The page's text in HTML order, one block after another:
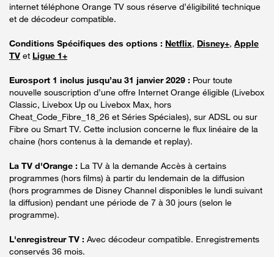
internet téléphone Orange TV sous réserve d’éligibilité technique
et de décodeur compatible.
Conditions Spécifiques des options : Netflix, Disney+, Apple
TV et Ligue 1+
Eurosport 1 inclus jusqu’au 31 janvier 2029 : Pour toute
nouvelle souscription d’une offre Internet Orange éligible (Livebox
Classic, Livebox Up ou Livebox Max, hors
Cheat_Code_Fibre_18_26 et Séries Spéciales), sur ADSL ou sur
Fibre ou Smart TV. Cette inclusion concerne le flux linéaire de la
chaine (hors contenus à la demande et replay).
La TV d'Orange : La TV à la demande Accès à certains
programmes (hors films) à partir du lendemain de la diffusion
(hors programmes de Disney Channel disponibles le lundi suivant
la diffusion) pendant une période de 7 à 30 jours (selon le
programme).
L'enregistreur TV : Avec décodeur compatible. Enregistrements
conservés 36 mois.